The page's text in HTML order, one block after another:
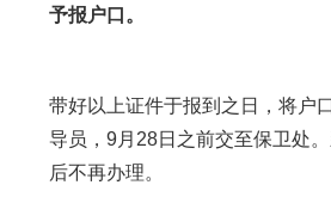
予报户口。
带好以上证件于报到之日，将户
导员， 9月 28日之前交至保卫处
后不再办理。